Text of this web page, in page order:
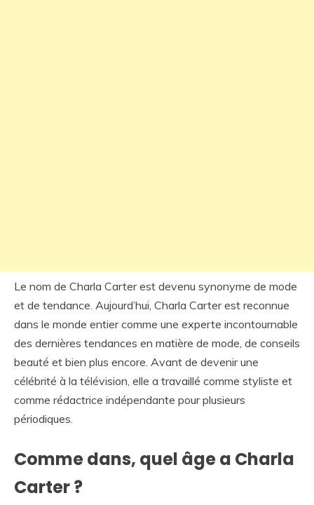
Le nom de Charla Carter est devenu synonyme de mode
et de tendance. Aujourd’hui, Charla Carter est reconnue
dans le monde entier comme une experte incontournable
des dernières tendances en matière de mode, de conseils
beauté et bien plus encore. Avant de devenir une
célébrité à la télévision, elle a travaillé comme styliste et
comme rédactrice indépendante pour plusieurs
périodiques.
Comme dans, quel âge a Charla
Carter ?